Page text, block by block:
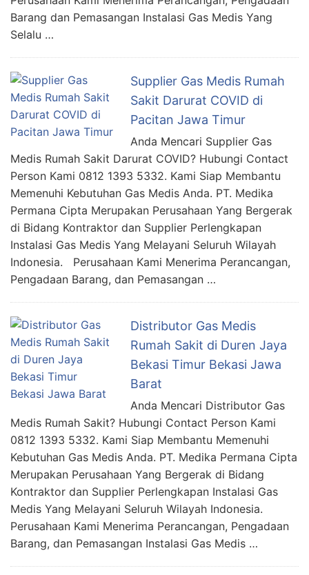
Barang dan Pemasangan Instalasi Gas Medis Yang
Selalu …
Supplier Gas Medis Rumah
Sakit Darurat COVID di
Pacitan Jawa Timur
Anda Mencari Supplier Gas
Medis Rumah Sakit Darurat COVID? Hubungi Contact
Person Kami 0812 1393 5332. Kami Siap Membantu
Memenuhi Kebutuhan Gas Medis Anda. PT. Medika
Permana Cipta Merupakan Perusahaan Yang Bergerak
di Bidang Kontraktor dan Supplier Perlengkapan
Instalasi Gas Medis Yang Melayani Seluruh Wilayah
Indonesia. Perusahaan Kami Menerima Perancangan,
Pengadaan Barang, dan Pemasangan …
Distributor Gas Medis
Rumah Sakit di Duren Jaya
Bekasi Timur Bekasi Jawa
Barat
Anda Mencari Distributor Gas
Medis Rumah Sakit? Hubungi Contact Person Kami
0812 1393 5332. Kami Siap Membantu Memenuhi
Kebutuhan Gas Medis Anda. PT. Medika Permana Cipta
Merupakan Perusahaan Yang Bergerak di Bidang
Kontraktor dan Supplier Perlengkapan Instalasi Gas
Medis Yang Melayani Seluruh Wilayah Indonesia.
Perusahaan Kami Menerima Perancangan, Pengadaan
Barang, dan Pemasangan Instalasi Gas Medis …